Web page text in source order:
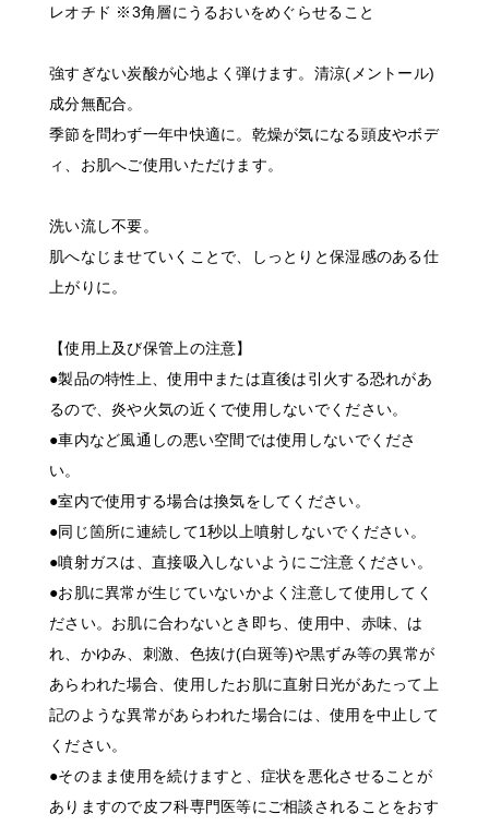
レオチド ※3角層にうるおいをめぐらせること
強すぎない炭酸が心地よく弾けます。清涼(メントール)
成分無配合。
季節を問わず一年中快適に。乾燥が気になる頭皮やボデ
ィ、お肌へご使用いただけます。
洗い流し不要。
肌へなじませていくことで、しっとりと保湿感のある仕
上がりに。
【使用上及び保管上の注意】
●製品の特性上、使用中または直後は引火する恐れがあ
るので、炎や火気の近くで使用しないでください。
●車内など風通しの悪い空間では使用しないでくださ
い。
●室内で使用する場合は換気をしてください。
●同じ箇所に連続して1秒以上噴射しないでください。
●噴射ガスは、直接吸入しないようにご注意ください。
●お肌に異常が生じていないかよく注意して使用してく
ださい。お肌に合わないとき即ち、使用中、赤味、は
れ、かゆみ、刺激、色抜け(白斑等)や黒ずみ等の異常が
あらわれた場合、使用したお肌に直射日光があたって上
記のような異常があらわれた場合には、使用を中止して
ください。
●そのまま使用を続けますと、症状を悪化させることが
ありますので皮フ科専門医等にご相談されることをおす